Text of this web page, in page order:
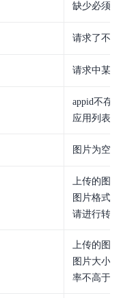
缺少必须
请求了不
请求中某
appid不存
应用列表
图片为空
上传的图
图片格式
请进行转
上传的图
图片大小
率不高于